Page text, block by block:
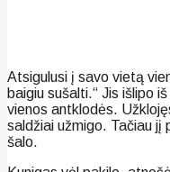
Atsigulusi į savo vietą
baigiu sušalti.“ Jis išlipo
vienos antklodės.
saldžiai užmigo. Tačiau jį
šalo.